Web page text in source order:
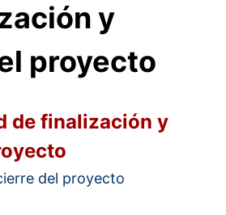
y
proyecto
de finalización y
del proyecto